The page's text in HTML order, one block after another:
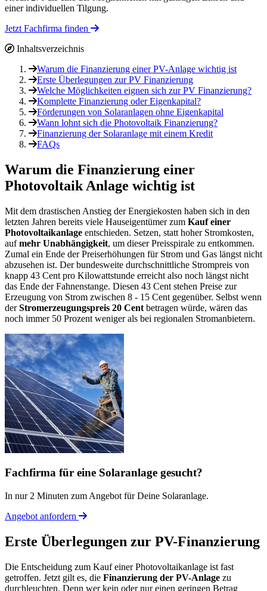
einer individuellen Tilgung.
Jetzt Fachfirma finden
Inhaltsverzeichnis
Warum die Finanzierung einer PV-Anlage wichtig ist
Erste Überlegungen zur PV Finanzierung
Welche Möglichkeiten eignen sich zur PV Finanzierung?
Komplette Finanzierung oder Eigenkapital?
Förderungen von Solaranlagen ohne Eigenkapital
Wann lohnt sich die Photovoltaik Finanzierung?
Finanzierung der Solaranlage mit einem Kredit
FAQs
Warum die Finanzierung einer
Photovoltaik Anlage wichtig ist
Mit dem drastischen Anstieg der Energiekosten haben sich in den
letzten Jahren bereits viele Hauseigentümer zum Kauf einer
Photovoltaikanlage entschieden. Setzen, statt hoher Stromkosten,
aufmehr Unabhängigkeit, um dieser Preisspirale zu entkommen.
Zumal ein Ende der Preiserhöhungen für Strom und Gas längst nicht
abzusehen ist. Der bundesweite durchschnittliche Strompreis von
knapp 43 Cent pro Kilowattstunde erreicht also noch längst nicht
das Ende der Fahnenstange. Diesen 43 Cent stehen Preise zur
Erzeugung von Strom zwischen 8 - 15 Cent gegenüber. Selbst wenn
derStromerzeugungspreis 20 Cent betragen würde, wären das
noch immer 50 Prozent weniger als bei regionalen Stromanbietern.
Fachfirma für eine Solaranlage gesucht?
In nur 2 Minuten zum Angebot für Deine Solaranlage.
Angebot anfordern
Erste Überlegungen zur PV-Finanzierung
Die Entscheidung zum Kauf einer Photovoltaikanlage ist fast
getroffen. Jetzt gilt es, die Finanzierung der PV-Anlage zu
durchleuchten. Denn wer kein oder nur einen geringen Betrag